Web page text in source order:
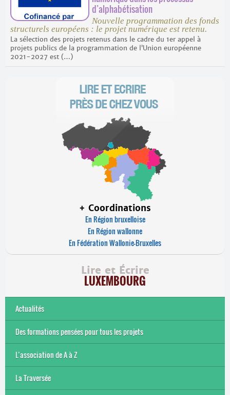
d’alphabétisation
Nouvelle programmation des fonds
structurels européens : le projet numérique est retenu.
La sélection des projets retenus dans le cadre du 1er appel à
projets publics de la programmation de l’Union européenne
2021-2027 est (…)
+ Coordinations
En Région bruxelloise
En Région wallonne
En Fédération Wallonie-Bruxelles
Lire et Écrire
LUXEMBOURG
Actualités
Des formations pensées pour tous les projets
L’association de A à Z
Le bénévolat
Nos actions
Nos objectifs et finalité
Notre contexte socio-économique
Notre structure
La Traversée